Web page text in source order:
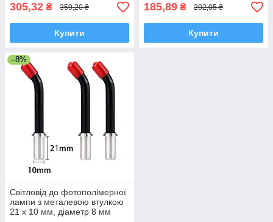
305,32 ₴ 359,20 ₴
Купити
185,89 ₴ 202,05 ₴
Купити
–8%
Світловід до фотополімерної
лампи з металевою втулкою
21 x 10 мм, діаметр 8 мм